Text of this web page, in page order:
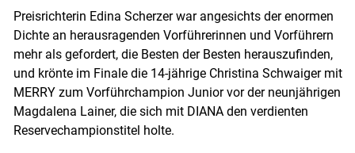
Preisrichterin Edina Scherzer war angesichts der enormen
Dichte an herausragenden Vorführerinnen und Vorführern
mehr als gefordert, die Besten der Besten herauszufinden,
und krönte im Finale die 14-jährige Christina Schwaiger mit
MERRY zum Vorführchampion Junior vor der neunjährigen
Magdalena Lainer, die sich mit DIANA den verdienten
Reservechampionstitel holte.